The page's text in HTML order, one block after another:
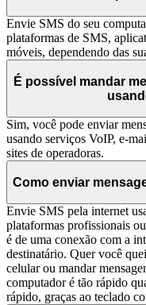
Envie SMS do seu
plataformas de SMS,
móveis, dependendo das
É possível mandar
Sim, você pode enviar
usando serviços VoIP, e-
sites de operadoras.
Como enviar
Envie SMS pela internet
plataformas profissionais
é de uma conexão com a
destinatário. Quer você
celular ou mandar
computador é tão rápido
rápido, graças ao teclado